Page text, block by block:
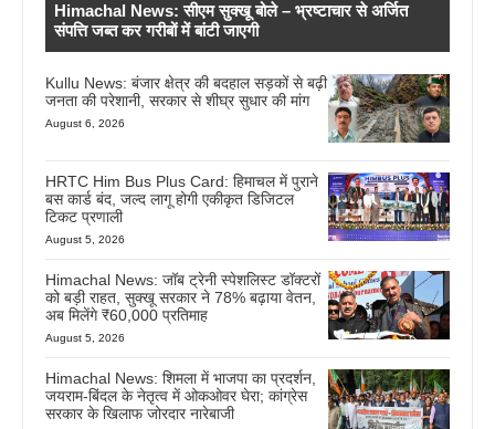
Himachal News: सीएम सुक्खू बोले – भ्रष्टाचार से अर्जित
संपत्ति जब्त कर गरीबों में बांटी जाएगी
Kullu News: बंजार क्षेत्र की बदहाल सड़कों से बढ़ी
जनता की परेशानी, सरकार से शीघ्र सुधार की मांग
August 6, 2026
HRTC Him Bus Plus Card: हिमाचल में पुराने
बस कार्ड बंद, जल्द लागू होगी एकीकृत डिजिटल
टिकट प्रणाली
August 5, 2026
Himachal News: जॉब ट्रेनी स्पेशलिस्ट डॉक्टरों
को बड़ी राहत, सुक्खू सरकार ने 78% बढ़ाया वेतन,
अब मिलेंगे ₹60,000 प्रतिमाह
August 5, 2026
Himachal News: शिमला में भाजपा का प्रदर्शन,
जयराम-बिंदल के नेतृत्व में ओकओवर घेरा; कांग्रेस
सरकार के खिलाफ जोरदार नारेबाजी